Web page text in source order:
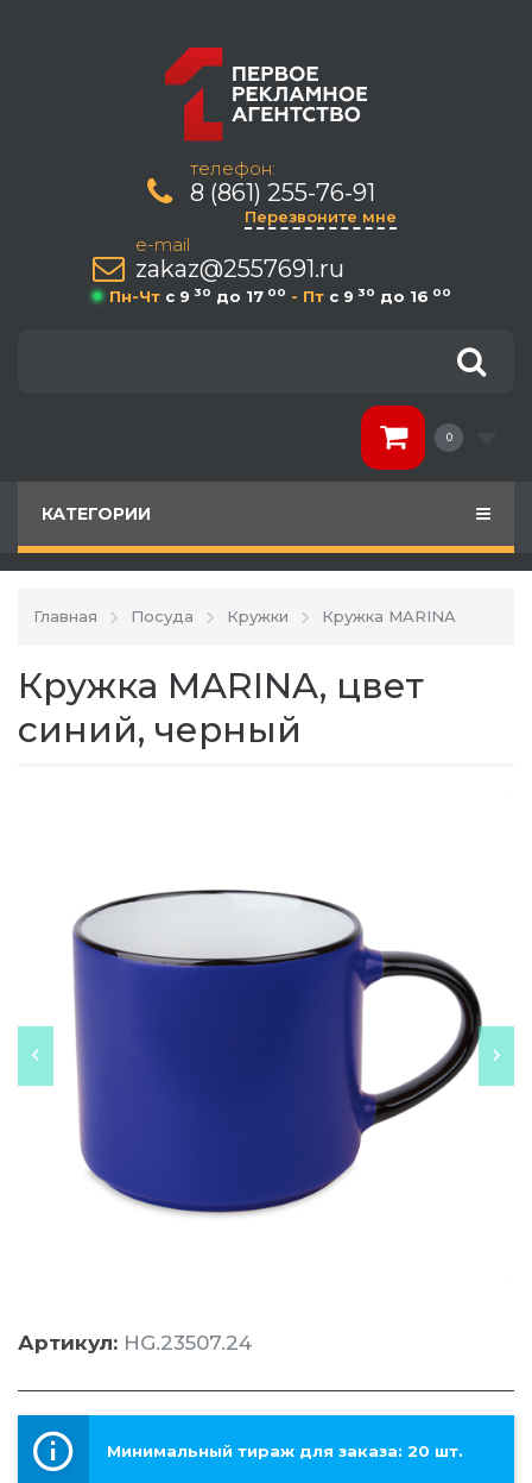
телефон:
8 (861) 255-76-91
Перезвоните мне
e-mail
zakaz@2557691.ru
Пн-Чт c 9 30 до 17 00 - Пт c 9 30 до 16 00
0
КАТЕГОРИИ
Главная Посуда Кружки Кружка MARINA
Кружка MARINA, цвет
синий, черный
Артикул: HG.23507.24
Минимальный тираж для заказа: 20 шт.